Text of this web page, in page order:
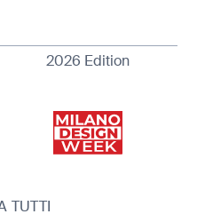
2026 Edition
TUTTI